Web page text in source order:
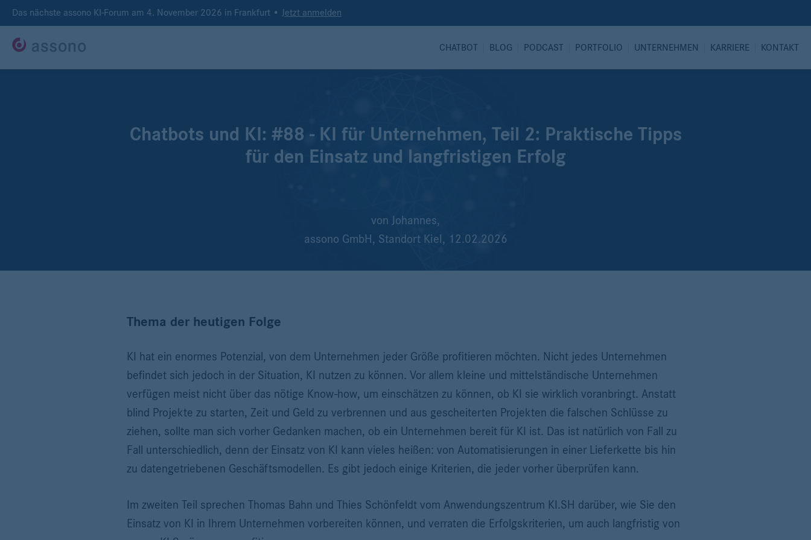
Das nächste assono KI-Forum am 4. November 2026 in Frankfurt • Jetzt anmelden
CHATBOT BLOG PODCAST PORTFOLIO UNTERNEHMEN KARRIERE KONTAKT
Chatbots und KI: #88 - KI für Unternehmen, Teil 2: Praktische Tipps
für den Einsatz und langfristigen Erfolg
von Johannes,
assono GmbH, Standort Kiel, 12.02.2026
Thema der heutigen Folge
KI hat ein enormes Potenzial, von dem Unternehmen jeder Größe profitieren möchten. Nicht jedes Unternehmen
befindet sich jedoch in der Situation, KI nutzen zu können. Vor allem kleine und mittelständische Unternehmen
verfügen meist nicht über das nötige Know-how, um einschätzen zu können, ob KI sie wirklich voranbringt. Anstatt
blind Projekte zu starten, Zeit und Geld zu verbrennen und aus gescheiterten Projekten die falschen Schlüsse zu
ziehen, sollte man sich vorher Gedanken machen, ob ein Unternehmen bereit für KI ist. Das ist natürlich von Fall zu
Fall unterschiedlich, denn der Einsatz von KI kann vieles heißen: von Automatisierungen in einer Lieferkette bis hin
zu datengetriebenen Geschäftsmodellen. Es gibt jedoch einige Kriterien, die jeder vorher überprüfen kann.
Im zweiten Teil sprechen Thomas Bahn und Thies Schönfeldt vom Anwendungszentrum KI.SH darüber, wie Sie den
Einsatz von KI in Ihrem Unternehmen vorbereiten können, und verraten die Erfolgskriterien, um auch langfristig von